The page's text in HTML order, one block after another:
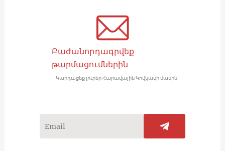
Բաժանորդագրվեք
թարմացումներին
Կարդացեք լուրեր Հարավային Կովկասի մասին